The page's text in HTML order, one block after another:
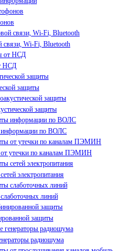
связи, Wi-Fi, Bluetooth
НСД
защиты
защиты
информации по ВОЛС
от утечки по каналам ПЭМИН
электропитания
линий
защиты
радиошума